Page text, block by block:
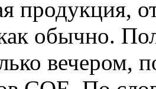
продукция,
обычно.
вечером,